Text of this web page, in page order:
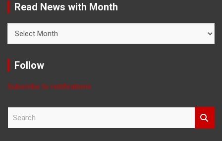
Read News with Month
News
Month
Follow
Subscribe to notifications